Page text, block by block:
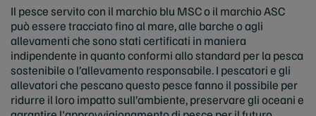
Il pesce servito con il marchio blu MSC o il marchio ASC
può essere tracciato fino al mare, alle barche o agli
allevamenti che sono stati certificati in maniera
indipendente in quanto conformi allo standard per la pesca
sostenibile o l’allevamento responsabile. I pescatori e gli
allevatori che pescano questo pesce fanno il possibile per
ridurre il loro impatto sull’ambiente, preservare gli oceani e